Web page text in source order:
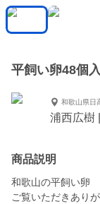
平飼い卵48個
和歌山県日
浦西広樹
商品説明
和歌山の平飼い卵
ご覧いただきあり